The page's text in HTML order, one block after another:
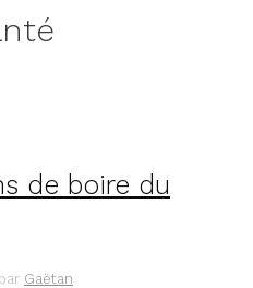
de boire du
par Gaëtan